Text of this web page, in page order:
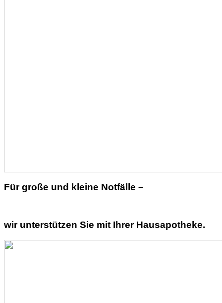
Für große und kleine Notfälle –
wir unterstützen Sie mit Ihrer Hausapotheke.